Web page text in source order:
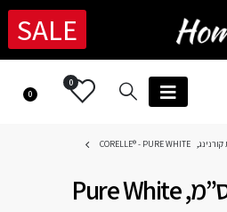
SALE
0
0
,
CORELLE® - PURE WHITE